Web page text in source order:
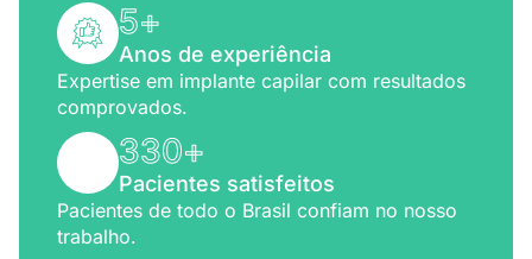
5+
Anos de experiência
Expertise em implante capilar com resultados
comprovados.
330+
Pacientes satisfeitos
Pacientes de todo o Brasil confiam no nosso
trabalho.